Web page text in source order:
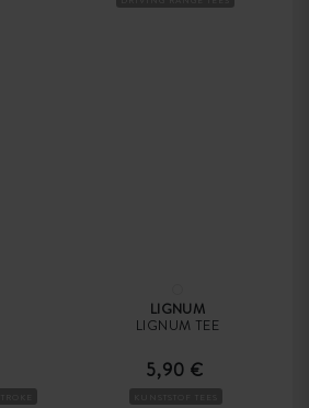
LIGNUM
LIGNUM TEE
5,90 €